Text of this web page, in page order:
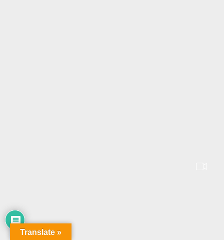
Translate »